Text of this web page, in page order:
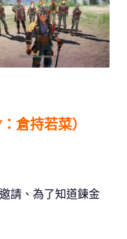
倉持若菜）
請、為了知道鍊金